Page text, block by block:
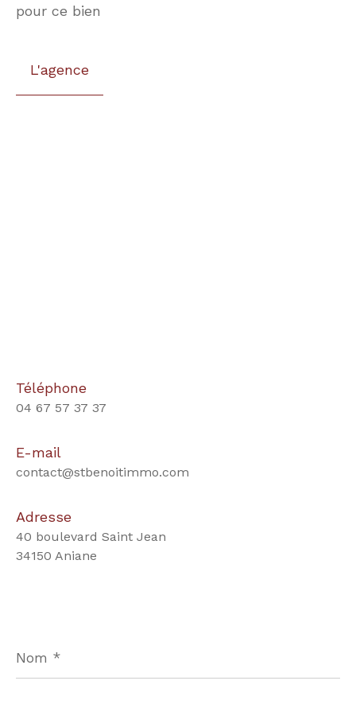
pour ce bien
L'agence
Téléphone
04 67 57 37 37
E-mail
contact@stbenoitimmo.com
Adresse
40 boulevard Saint Jean
34150 Aniane
*